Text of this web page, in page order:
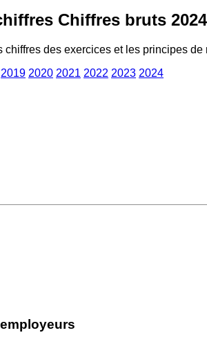
Chiffres bruts 2024
chiffres des exercices et les principes
2019 2020 2021 2022 2023 2024